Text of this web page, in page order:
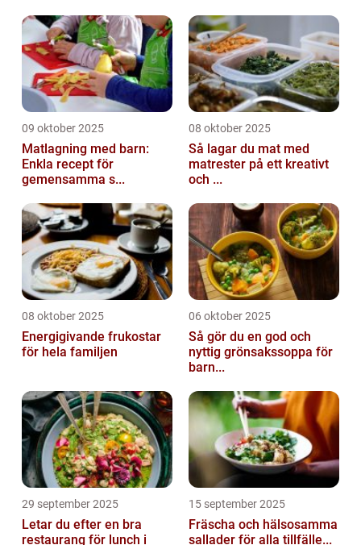
09 oktober 2025
Matlagning med barn:
Enkla recept för
gemensamma s...
08 oktober 2025
Så lagar du mat med
matrester på ett kreativt
och ...
08 oktober 2025
Energigivande frukostar
för hela familjen
06 oktober 2025
Så gör du en god och
nyttig grönsakssoppa för
barn...
29 september 2025
Letar du efter en bra
restaurang för lunch i
15 september 2025
Fräscha och hälsosamma
sallader för alla tillfälle...